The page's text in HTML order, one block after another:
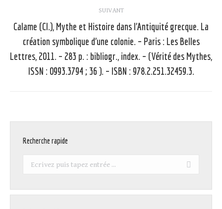
SUIVANT
Article
suivant
:
Calame (Cl.), Mythe et Histoire dans l’Antiquité grecque. La
création symbolique d’une colonie. – Paris : Les Belles
Lettres, 2011. – 283 p. : bibliogr., index. – (Vérité des Mythes,
ISSN : 0993.3794 ; 36 ). – ISBN : 978.2.251.32459.3.
Recherche rapide
Recherche